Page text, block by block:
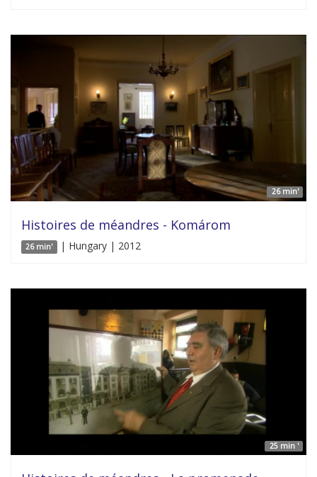
26 min'
Histoires de méandres - Komárom
26 min' | Hungary | 2012
25 min '